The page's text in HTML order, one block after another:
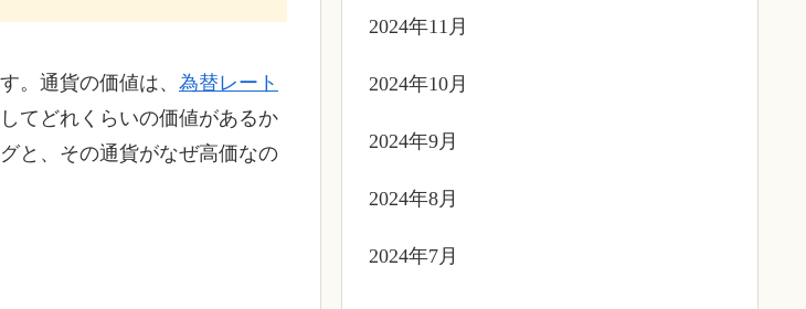
。通貨の価値は、 為替レート
てどれくらいの価値があるか
と、その通貨がなぜ高価なの
2024年11月
2024年10月
2024年9月
2024年8月
2024年7月